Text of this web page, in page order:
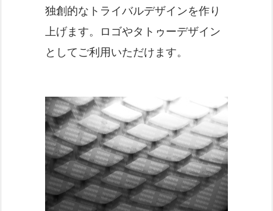
独創的なトライバルデザインを作り
上げます。ロゴやタトゥーデザイン
としてご利用いただけます。